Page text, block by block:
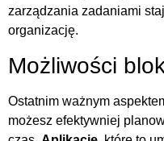
zarządzania zadaniami
organizację.
Możliwości
Ostatnim ważnym
możesz efektywniej